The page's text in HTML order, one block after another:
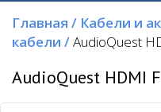
Главная / Кабели и
кабели /AudioQuest
AudioQuest HDMI